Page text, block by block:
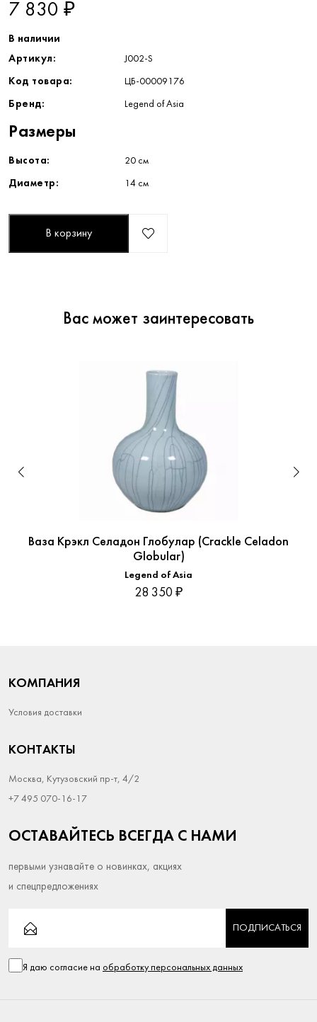
7 830 ₽
В наличии
Артикул:
J002-S
Код товара: ЦБ-00009176
Бренд: Legend of Asia
Размеры
Высота: 20 см
Диаметр: 14 см
В корзину
Вас может заинтересовать
Ваза Крэкл Селадон Глобулар (Crackle Celadon
Globular)
Legend of Asia
28 350 ₽
КОМПАНИЯ
Условия доставки
КОНТАКТЫ
Москва, Кутузовский пр-т, 4/2
+7 495 070-16-17
ОСТАВАЙТЕСЬ ВСЕГДА С НАМИ
первыми узнавайте о новинках, акциях
и спецпредложениях
ПОДПИСАТЬСЯ
Я даю согласие на обработку персональных данных